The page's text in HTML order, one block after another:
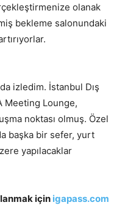
olanak
bekleme salonundaki
izledim. İstanbul Dış
Meeting Lounge,
noktası olmuş. Özel
başka bir sefer, yurt
yapılacaklar
için igapass.com